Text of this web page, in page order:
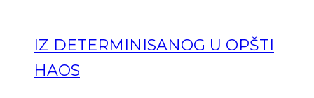
IZ DETERMINISANOG U OPŠTI
HAOS